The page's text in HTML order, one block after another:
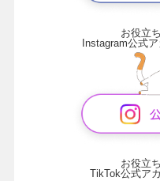
お役立
Instagram公式
お役立
TikTok公式ア